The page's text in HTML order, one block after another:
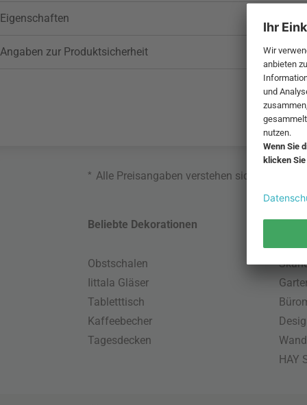
Eigenschaften
Angaben zur Produktsicherheit
* Alle Preisangaben verstehen sich inklusive
Beliebte Dekorationen
Obstschalen
Iittala Gläser
Tabletttisch
Kaffeebecher
Tagesdecken
HAY